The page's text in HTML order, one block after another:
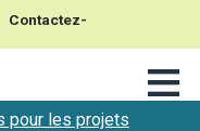
Contactez-
≡
pour les projets